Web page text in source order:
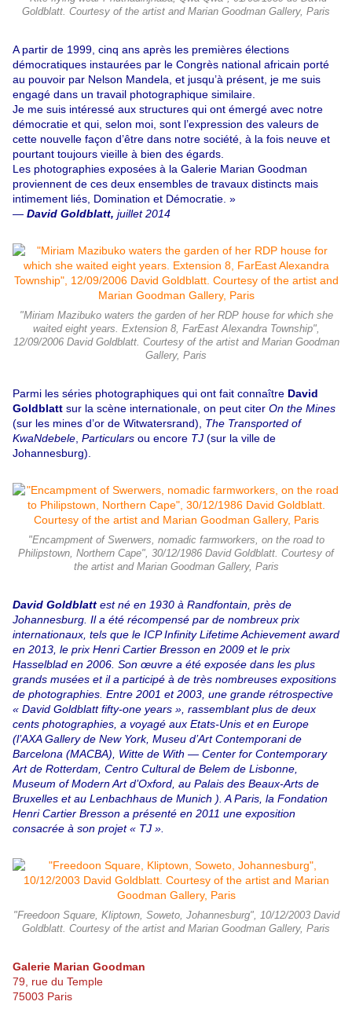
Goldblatt. Courtesy of the artist and Marian Goodman Gallery, Paris
A partir de 1999, cinq ans après les premières élections
démocratiques instaurées par le Congrès national africain porté
au pouvoir par Nelson Mandela, et jusqu’à présent, je me suis
engagé dans un travail photographique similaire.
Je me suis intéressé aux structures qui ont émergé avec notre
démocratie et qui, selon moi, sont l’expression des valeurs de
cette nouvelle façon d’être dans notre société, à la fois neuve et
pourtant toujours vieille à bien des égards.
Les photographies exposées à la Galerie Marian Goodman
proviennent de ces deux ensembles de travaux distincts mais
intimement liés, Domination et Démocratie. »
— David Goldblatt, juillet 2014
"Miriam Mazibuko waters the garden of her RDP house for which she
waited eight years. Extension 8, FarEast Alexandra Township",
12/09/2006 David Goldblatt. Courtesy of the artist and Marian Goodman
Gallery, Paris
Parmi les séries photographiques qui ont fait connaître David
Goldblatt sur la scène internationale, on peut citer On the Mines
(sur les mines d’or de Witwatersrand), The Transported of
KwaNdebele Particulars ou encore TJ (sur la ville de
Johannesburg).
"Encampment of Swerwers, nomadic farmworkers, on the road to
Philipstown, Northern Cape", 30/12/1986 David Goldblatt. Courtesy of
the artist and Marian Goodman Gallery, Paris
David Goldblatt est né en 1930 à Randfontain, près de
Johannesburg. Il a été récompensé par de nombreux prix
internationaux, tels que le ICP Infinity Lifetime Achievement award
en 2013, le prix Henri Cartier Bresson en 2009 et le prix
Hasselblad en 2006. Son œuvre a été exposée dans les plus
grands musées et il a participé à de très nombreuses expositions
de photographies. Entre 2001 et 2003, une grande rétrospective
« David Goldblatt fifty-one years », rassemblant plus de deux
cents photographies, a voyagé aux Etats-Unis et en Europe
(l’AXA Gallery de New York, Museu d’Art Contemporani de
Barcelona (MACBA), Witte de With — Center for Contemporary
Art de Rotterdam, Centro Cultural de Belem de Lisbonne,
Museum of Modern Art d’Oxford, au Palais des Beaux-Arts de
Bruxelles et au Lenbachhaus de Munich ). A Paris, la Fondation
Henri Cartier Bresson a présenté en 2011 une exposition
consacrée à son projet « TJ ».
"Freedoon Square, Kliptown, Soweto, Johannesburg", 10/12/2003 David
Goldblatt. Courtesy of the artist and Marian Goodman Gallery, Paris
Galerie Marian Goodman
79, rue du Temple
75003 Paris